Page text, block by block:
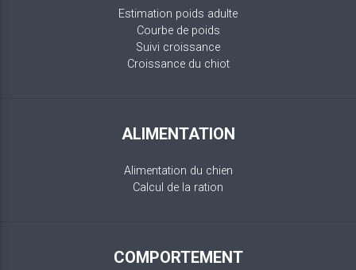
Estimation poids adulte
Courbe de poids
Suivi croissance
Croissance du chiot
ALIMENTATION
Alimentation du chien
Calcul de la ration
COMPORTEMENT